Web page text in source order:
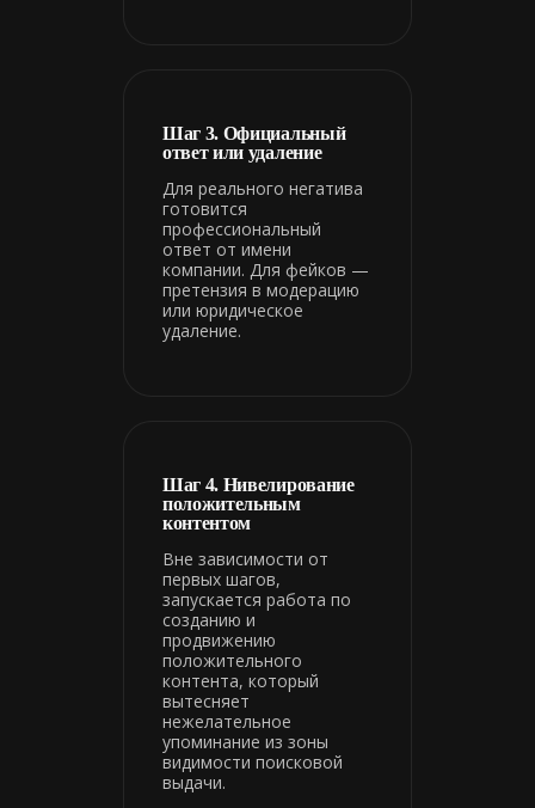
Шаг 3. Официальный
ответ или удаление
Для реального негатива
готовится
профессиональный
ответ от имени
компании. Для фейков —
претензия в модерацию
или юридическое
удаление.
Шаг 4. Нивелирование
положительным
контентом
Вне зависимости от
первых шагов,
запускается работа по
созданию и
продвижению
положительного
контента, который
вытесняет
нежелательное
упоминание из зоны
видимости поисковой
выдачи.